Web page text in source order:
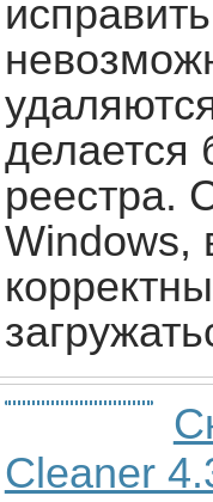
делается
реестра.
Windows,
Cleaner